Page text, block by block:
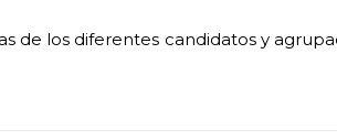
de los diferentes candidatos y